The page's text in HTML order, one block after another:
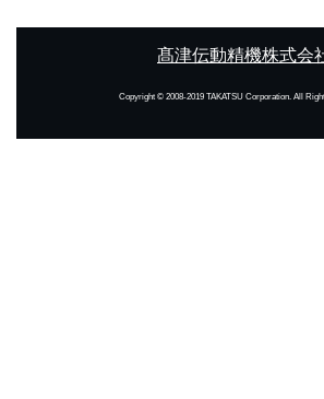
髙津伝動精機株式会
Copyright © 2008-2019 TAKATSU Corporation. All